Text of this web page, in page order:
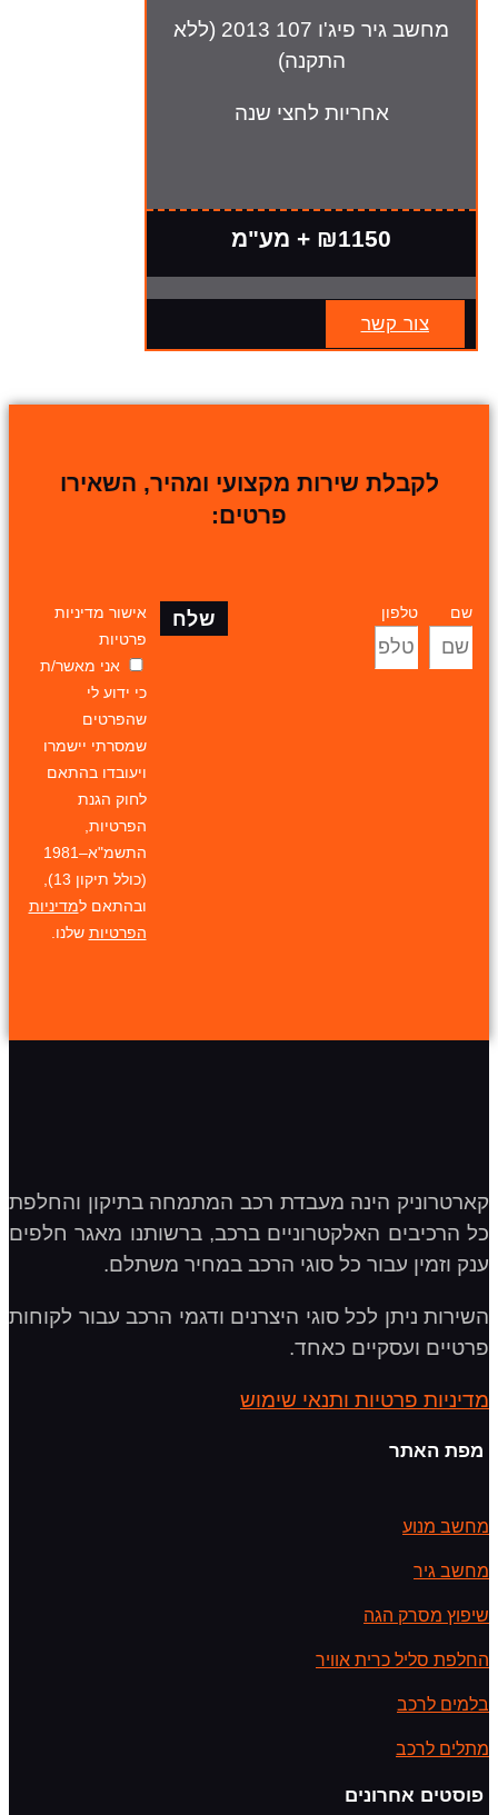
מחשב גיר פיג'ו 107 2013 (ללא
התקנה)
אחריות לחצי שנה
₪1150 + מע"מ
צור קשר
לקבלת שירות מקצועי ומהיר, השאירו
פרטים:
שם טלפון
אישור מדיניות
פרטיות
אני מאשר/ת
כי ידוע לי
שהפרטים
שמסרתי יישמרו
ויעובדו בהתאם
לחוק הגנת
הפרטיות,
התשמ"א–1981
(כולל תיקון 13),
ובהתאם למדיניות
הפרטיות שלנו.
שלח
קארטרוניק הינה מעבדת רכב המתמחה בתיקון והחלפת
כל הרכיבים האלקטרוניים ברכב, ברשותנו מאגר חלפים
ענק וזמין עבור כל סוגי הרכב במחיר משתלם.
השירות ניתן לכל סוגי היצרנים ודגמי הרכב עבור לקוחות
פרטיים ועסקיים כאחד.
מדיניות פרטיות ותנאי שימוש
מפת האתר
מחשב מנוע
מחשב גיר
שיפוץ מסרק הגה
החלפת סליל כרית אוויר
בלמים לרכב
מתלים לרכב
פוסטים אחרונים